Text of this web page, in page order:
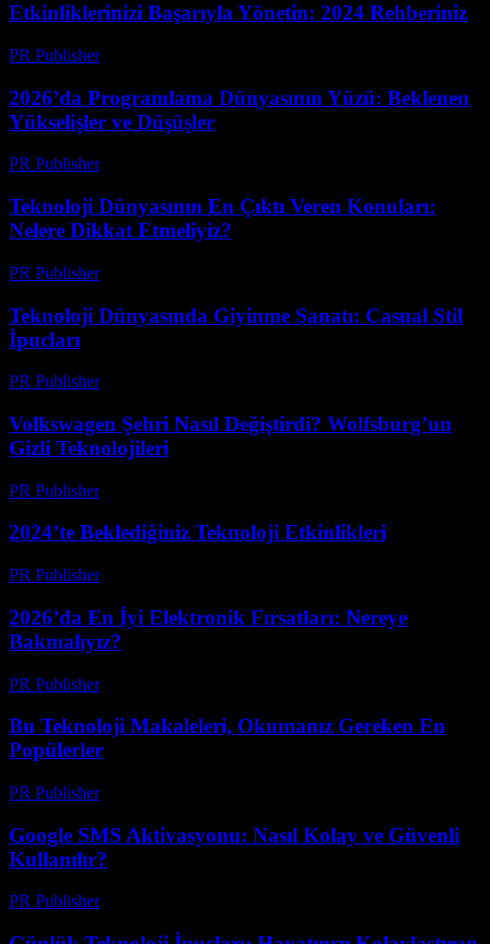
Etkinliklerinizi Başarıyla Yönetin: 2024 Rehberiniz
PR Publisher-
2026’da Programlama Dünyasının Yüzü: Beklenen
Yükselişler ve Düşüşler
PR Publisher-
Teknoloji Dünyasının En Çıktı Veren Konuları:
Nelere Dikkat Etmeliyiz?
PR Publisher-
Teknoloji Dünyasında Giyinme Sanatı: Casual Stil
İpucları
PR Publisher-
Volkswagen Şehri Nasıl Değiştirdi? Wolfsburg’un
Gizli Teknolojileri
PR Publisher-
2024’te Beklediğiniz Teknoloji Etkinlikleri
PR Publisher-
2026’da En İyi Elektronik Fırsatları: Nereye
Bakmalıyız?
PR Publisher-
Bu Teknoloji Makaleleri, Okumanız Gereken En
Popülerler
PR Publisher-
Google SMS Aktivasyonu: Nasıl Kolay ve Güvenli
Kullanılır?
PR Publisher-